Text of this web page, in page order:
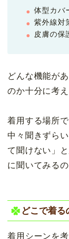
体型カバ
紫外線対
皮膚の保
どんな機能が
のか十分に考
着用する場所
中々聞きずら
て聞けない」
に聞いてみる
どこで着る
着用シーンを